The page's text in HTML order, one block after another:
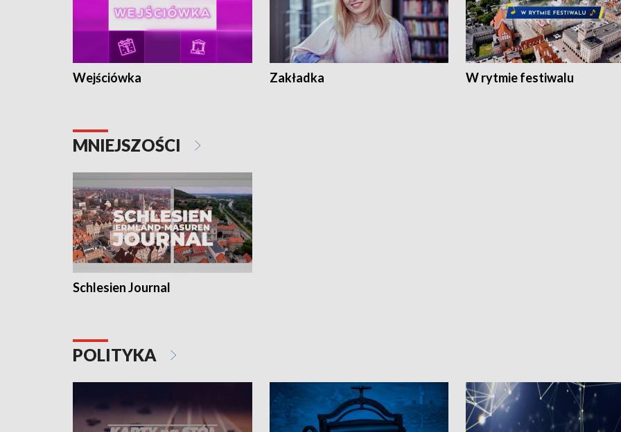
Wejściówka Zakładka W rytmie festiwalu
MNIEJSZOŚCI
Schlesien Journal
POLITYKA